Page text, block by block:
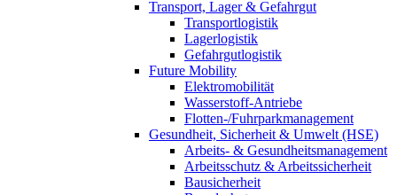
Transport, Lager & Gefahrgut
Transportlogistik
Lagerlogistik
Gefahrgutlogistik
Future Mobility
Elektromobilität
Wasserstoff-Antriebe
Flotten-/Fuhrparkmanagement
Gesundheit, Sicherheit & Umwelt (HSE)
Arbeits- & Gesundheitsmanagement
Arbeitsschutz & Arbeitssicherheit
Bausicherheit